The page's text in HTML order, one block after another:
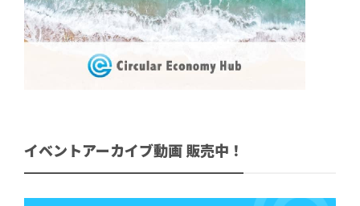
イベントアーカイブ動画 販売中！